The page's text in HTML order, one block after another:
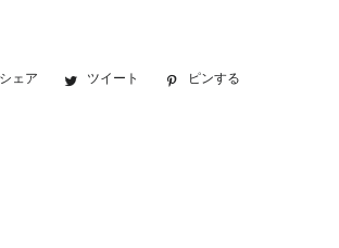
シェア
Facebookツイート
Twitter ピンする